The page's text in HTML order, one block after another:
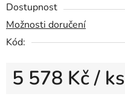
Dostupnost
Možnosti doručení
Kód:
5 578 Kč/ ks